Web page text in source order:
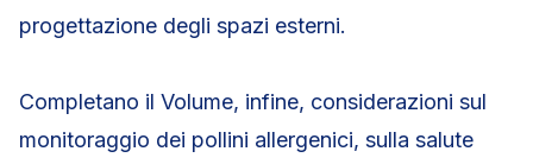
progettazione degli spazi esterni.
Completano il Volume, infine, considerazioni sul
monitoraggio dei pollini allergenici, sulla salute